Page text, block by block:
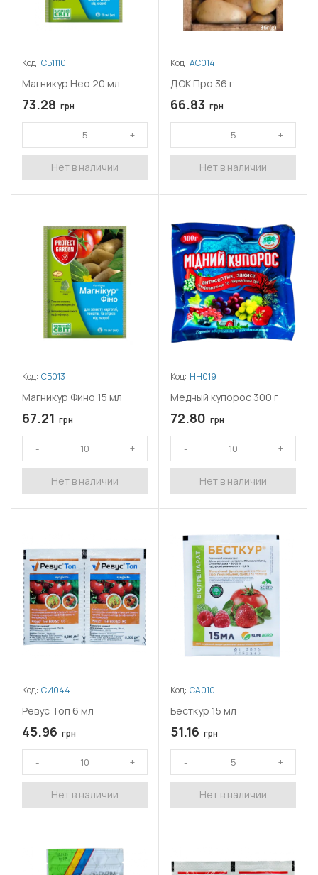
Код: СБ1110
Магникур Нео 20 мл
73.28 грн
Нет в наличии
Код: АС014
ДОК Про 36 г
66.83 грн
Нет в наличии
Код: СБ013
Магникур Фино 15 мл
67.21 грн
Нет в наличии
Код: НН019
Медный купорос 300 г
72.80 грн
Нет в наличии
Код: СИ044
Ревус Топ 6 мл
45.96 грн
Нет в наличии
Код: СА010
Бесткур 15 мл
51.16 грн
Нет в наличии